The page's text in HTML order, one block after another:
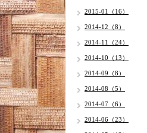
2015-01（16）
2014-12（8）
2014-11（24）
2014-10（13）
2014-09（8）
2014-08（5）
2014-07（6）
2014-06（23）